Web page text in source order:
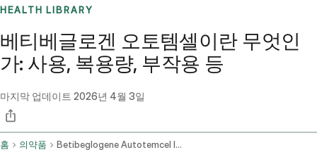
HEALTH LIBRARY
베티베글로겐 오토템셀이란 무엇인
가: 사용, 복용량, 부작용 등
마지막 업데이트 2026년 4월 3일
홈 의약품 Betibeglogene Autotemcel Intravenous Route